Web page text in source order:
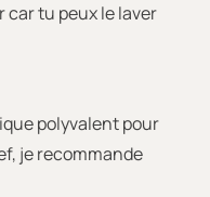
tu peux le laver
polyvalent pour
je recommande